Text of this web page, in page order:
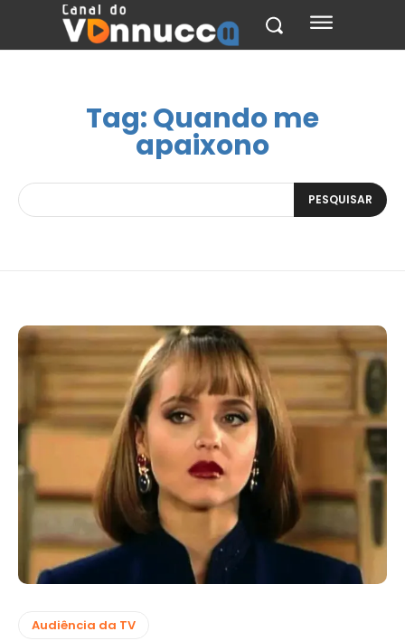
Tag:Quando me
apaixono
PESQUISAR
Audiência da TV